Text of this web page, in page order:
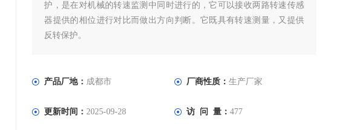
护，是在对机械的转速监测中同时进行的，它可以接收两路转速传感
器提供的相位进行对比而做出方向判断。它既具有转速测量，又提供
反转保护。
产品厂地： 成都市 厂商性质： 生产厂家
更新时间：2025-09-28 访 问 量： 477